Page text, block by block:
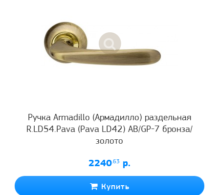
Ручка Armadillo (Армадилло) раздельная
R.LD54.Pava (Pava LD42) AB/GP-7 бронза/
золото
2240.63 р.
Купить